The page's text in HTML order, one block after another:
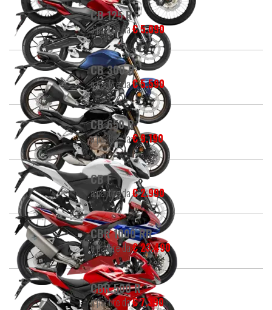
CB 125 R
a partire da€ 5.090
CB 300 R
a partire da€ 5.590
CB 650 R
a partire da€ 9.190
CB F
a partire da€ 2.990
CBR 1000 RR
a partire da€ 23.490
CBR 500 R
a partire da€ 7.390